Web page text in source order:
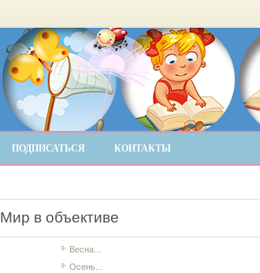
ПОДПИСАТЬСЯ КОНТАКТЫ
Мир в объективе
Весна...
Осень...